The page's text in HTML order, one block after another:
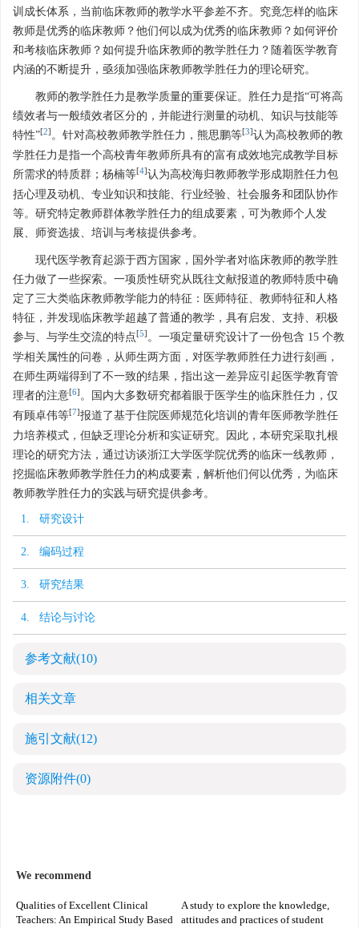
训成长体系，当前临床教师的教学水平参差不齐。究竟怎样的临床
教师是优秀的临床教师？他们何以成为优秀的临床教师？如何评价
和考核临床教师？如何提升临床教师的教学胜任力？随着医学教育
内涵的不断提升，亟须加强临床教师教学胜任力的理论研究。
教师的教学胜任力是教学质量的重要保证。胜任力是指“可将高
绩效者与一般绩效者区分的，并能进行测量的动机、知识与技能等
特性”[2] 。针对高校教师教学胜任力，熊思鹏等[3]认为高校教师的教
学胜任力是指一个高校青年教师所具有的富有成效地完成教学目标
所需求的特质群；杨楠等[4]认为高校海归教师教学形成期胜任力包
括心理及动机、专业知识和技能、行业经验、社会服务和团队协作
等。研究特定教师群体教学胜任力的组成要素，可为教师个人发
展、师资选拔、培训与考核提供参考。
现代医学教育起源于西方国家，国外学者对临床教师的教学胜
任力做了一些探索。一项质性研究从既往文献报道的教师特质中确
定了三大类临床教师教学能力的特征：医师特征、教师特征和人格
特征，并发现临床教学超越了普通的教学，具有启发、支持、积极
参与、与学生交流的特点[5] 。一项定量研究设计了一份包含 15 个教
学相关属性的问卷，从师生两方面，对医学教师胜任力进行刻画，
在师生两端得到了不一致的结果，指出这一差异应引起医学教育管
理者的注意[6] 。国内大多数研究都着眼于医学生的临床胜任力，仅
有顾卓伟等[7]报道了基于住院医师规范化培训的青年医师教学胜任
力培养模式，但缺乏理论分析和实证研究。因此，本研究采取扎根
理论的研究方法，通过访谈浙江大学医学院优秀的临床一线教师，
挖掘临床教师教学胜任力的构成要素，解析他们何以优秀，为临床
教师教学胜任力的实践与研究提供参考。
1. 研究设计
2. 编码过程
3. 研究结果
4. 结论与讨论
参考文献(10)
相关文章
施引文献(12)
资源附件(0)
We recommend
Qualities of Excellent Clinical
Teachers: An Empirical Study Based
A study to explore the knowledge,
attitudes and practices of student